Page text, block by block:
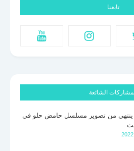
تابعنا
الشائعة
من تصوير مسلسل حامض حلو في